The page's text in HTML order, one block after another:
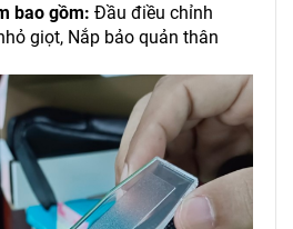
bao gồm: Đầu điều chỉnh
giọt, Nắp bảo quản thân